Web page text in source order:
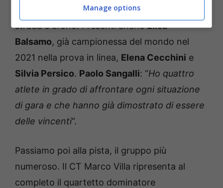
Elisa Longo Borghiniche si dividerà tra
strada e crono. Presenti ancheElisa
Balsamo, già campionessa del mondo nel
2021 nella prova in linea, Elena Cecchini e
Silvia Persico. Paolo Sangalli: “Ho quattro
atlete in grado di affrontare ogni situazione
di gara e che hanno già dimostrato di essere
delle vincenti“.
Passiamo poi alla pista, il gruppo più
numeroso. Il CT Marco Villa ripresenta al
completo il quartetto dominatore
Manage options